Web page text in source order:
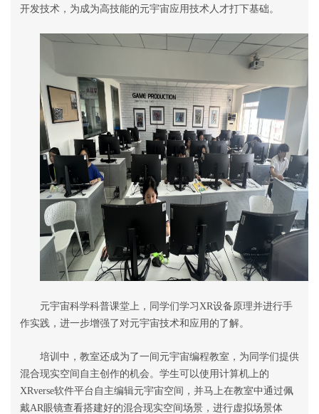
开发技术，为成为高技能的元宇宙应用技术人才打下基础。
元宇宙科学科普课堂上，同学们学习 XR设备原理并进行手
作实践，进一步增强了对元宇宙技术和应用的了解。
培训中，教室还成为了一间元宇宙编程教室，为同学们提供
混合现实空间自主创作的机会。学生可以使用计算机上的
XRverse软件平台自主编辑元宇宙空间，并马上在教室中通过佩
戴AR眼镜查看搭建好的混合现实空间场景，进行虚拟场景体